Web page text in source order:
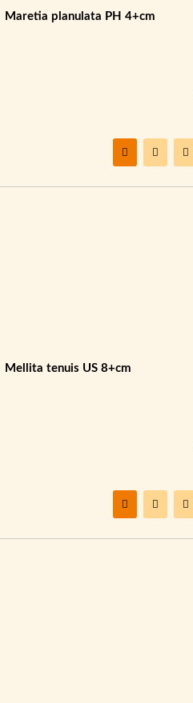
Maretia planulata PH 4+cm
Mellita tenuis US 8+cm